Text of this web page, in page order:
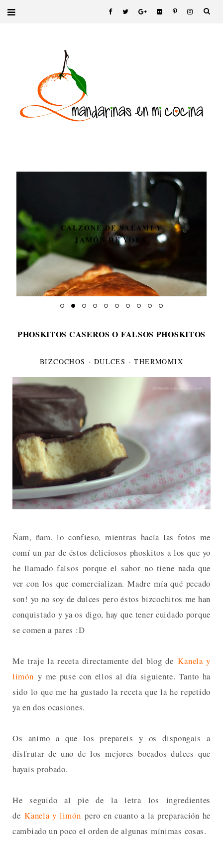
CALZONE DE SALAMI Y
JAMÓN DE YORK
PHOSKITOS CASEROS O FALSOS PHOSKITOS
BIZCOCHOS · DULCES ·THERMOMIX
Ñam, ñam, lo confieso, mientras hacía las fotos me
comí un par de éstos deliciosos phoskitos a los que yo
he llamado falsos porque el sabor no tiene nada que
ver con los que comercializan. Madre mía qué pecado
son! yo no soy de dulces pero éstos bizcochitos me han
conquistado y ya os digo, hay que tener cuidado porque
se comen a pares :D
Me traje la receta directamente del blog deKanela y
limón y me puse con ellos al día siguiente. Tanto ha
sido lo que me ha gustado la receta que la he repetido
ya en dos ocasiones.
Os animo a que los prepareis y os dispongais a
disfrutar de uno de los mejores bocados dulces que
hayais probado.
He seguido al pie de la letra los ingredientes
deKanela y limón pero en cuanto a la preparación he
cambiado un poco el orden de algunas mínimas cosas.